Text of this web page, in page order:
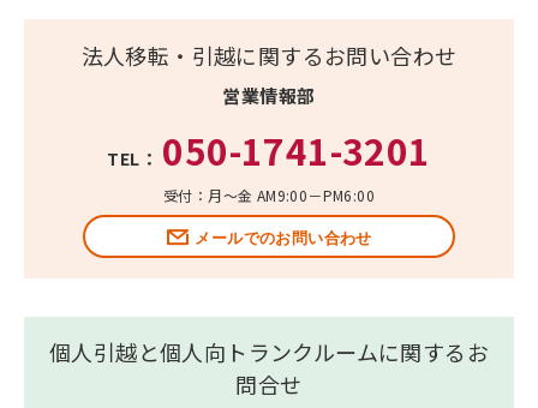
法人移転・引越に関するお問い合わせ
営業情報部
TEL： 050-1741-3201
受付：月～金 AM9:00－PM6:00
メールでのお問い合わせ
個人引越と個人向トランクルームに関するお
問合せ